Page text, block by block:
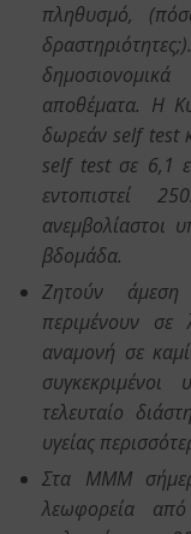
πληθυσμό,
αποθέματα. Η
δωρεάν self test
self test σε 6,1
εντοπιστεί
ανεμβολίαστοι
βδομάδα.
Ζητούν
περιμένουν σε
αναμονή σε
τελευταίο
υγείας
Στα ΜΜΜ
λεωφορεία